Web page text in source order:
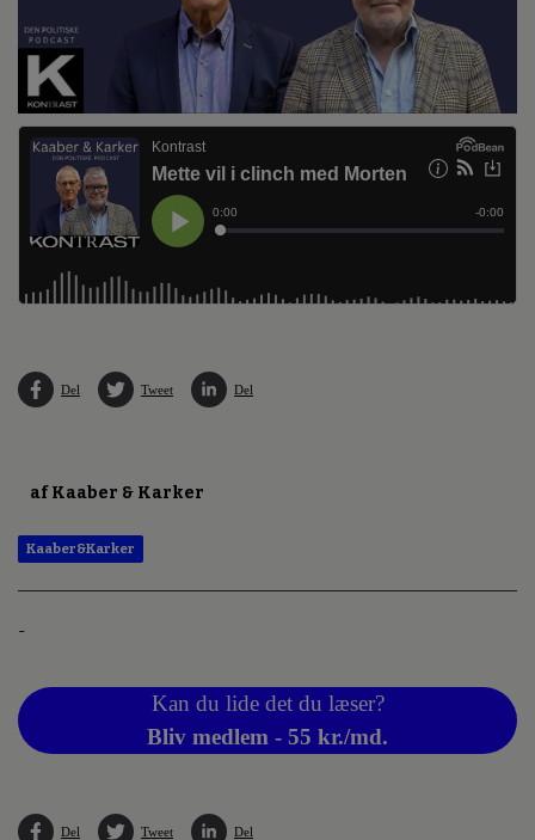
Del Tweet Del
af Kaaber & Karker
Kaaber&Karker
-
Kan du lide det du læser?
Bliv medlem - 55 kr./md.
Del Tweet Del